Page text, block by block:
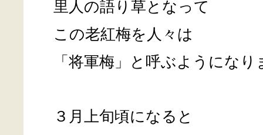
里人の語り草となって
この老紅梅を人々は
「将軍梅」と呼ぶようになり
３月上旬頃になると